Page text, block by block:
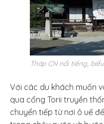
Tháp CN nổi tiếng,
Với các du khách muốn
qua cổng Torii truyền
chuyển tiếp từ nơi ô uế